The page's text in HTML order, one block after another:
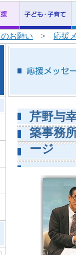
お願い > 応援
芹野与
築事務
ージ